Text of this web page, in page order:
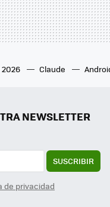
Claude
NEWSLETTER
SUSCRIBIR
de privacidad